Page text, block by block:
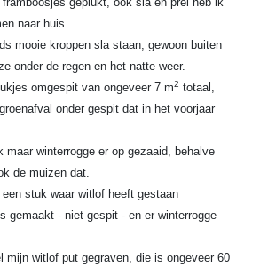
naar huis.
mooie kroppen sla staan, gewoon buiten
onder de regen en het natte weer.
omgespit van ongeveer 7 m2 totaal,
onder gespit dat in het voorjaar
winterrogge er op gezaaid, behalve
de muizen dat.
stuk waar witlof heeft gestaan
gemaakt - niet gespit - en er winterrogge
mijn witlof put gegraven, die is ongeveer 60